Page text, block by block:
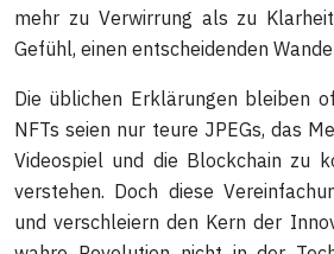
mehr zu Verwirrung als zu
Gefühl, einen entscheidenden
Die üblichen Erklärungen bleiben
NFTs seien nur teure JPEGs, das
Videospiel und die Blockchain zu
verstehen. Doch diese
und verschleiern den Kern der